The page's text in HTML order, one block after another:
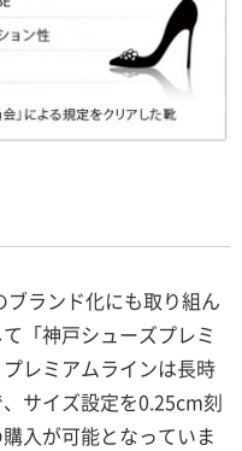
ランド化にも取り組ん
「神戸シューズプレミ
レミアムラインは長時
サイズ設定を0.25cm刻
入が可能となっていま